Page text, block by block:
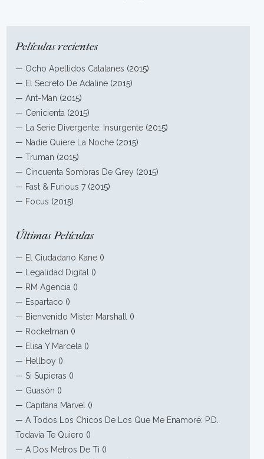
Películas recientes
— Ocho Apellidos Catalanes (2015)
— El Secreto De Adaline (2015)
—Ant-Man (2015)
— Cenicienta (2015)
—
La Serie Divergente: Insurgente (2015)
— Nadie Quiere La Noche (2015)
—Truman (2015)
— Cincuenta Sombras De Grey (2015)
— Fast & Furious 7 (2015)
— Focus (2015)
Últimas Películas
— El Ciudadano Kane ()
—
Legalidad Digital
()
— RM Agencia ()
— Espartaco ()
— Bienvenido Mister Marshall
()
— Rocketman ()
— Elisa Y Marcela ()
— Hellboy ()
—Si Supieras ()
— Guasón ()
— Capitana Marvel ()
—A Todos Los Chicos De Los Que Me Enamoré: P.D.
Todavía Te Quiero ()
—A Dos Metros De Ti ()